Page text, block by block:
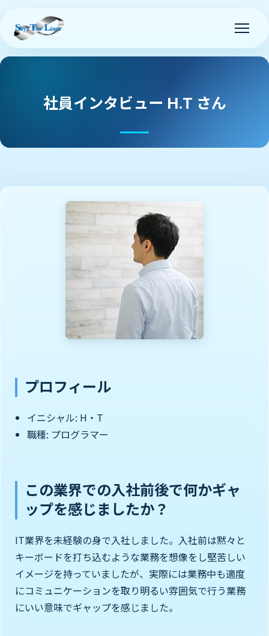
社員インタビュー H.T さん
プロフィール
イニシャル: H・T
職種: プログラマー
この業界での入社前後で何かギャ
ップを感じましたか？
IT業界を未経験の身で入社しました。入社前は黙々と
キーボードを打ち込むような業務を想像をし堅苦しい
イメージを持っていましたが、実際には業務中も適度
にコミュニケーションを取り明るい雰囲気で行う業務
にいい意味でギャップを感じました。